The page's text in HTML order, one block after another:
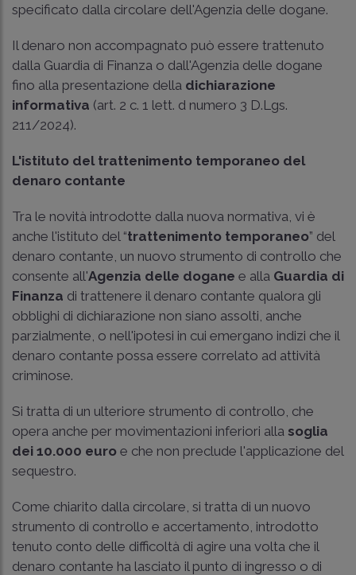
specificato dalla circolare dell'Agenzia delle dogane.
Il denaro non accompagnato può essere trattenuto
dalla Guardia di Finanza o dall'Agenzia delle dogane
fino alla presentazione della dichiarazione
informativa (art. 2 c. 1 lett. d numero 3 D.Lgs.
211/2024).
L'istituto del trattenimento temporaneo del
denaro contante
Tra le novità introdotte dalla nuova normativa, vi è
anche l'istituto del “trattenimento temporaneo” del
denaro contante, un nuovo strumento di controllo che
consente all'Agenzia delle dogane e alla Guardia di
Finanza di trattenere il denaro contante qualora gli
obblighi di dichiarazione non siano assolti, anche
parzialmente, o nell'ipotesi in cui emergano indizi che il
denaro contante possa essere correlato ad attività
criminose.
Si tratta di un ulteriore strumento di controllo, che
opera anche per movimentazioni inferiori alla soglia
dei 10.000 euro e che non preclude l'applicazione del
sequestro.
Come chiarito dalla circolare, si tratta di un nuovo
strumento di controllo e accertamento, introdotto
tenuto conto delle difficoltà di agire una volta che il
denaro contante ha lasciato il punto di ingresso o di